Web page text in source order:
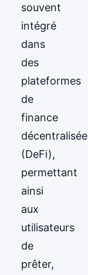
souvent
intégré
dans
des
plateformes
de
finance
décentralisée
(DeFi),
permettant
ainsi
aux
utilisateurs
de
prêter,